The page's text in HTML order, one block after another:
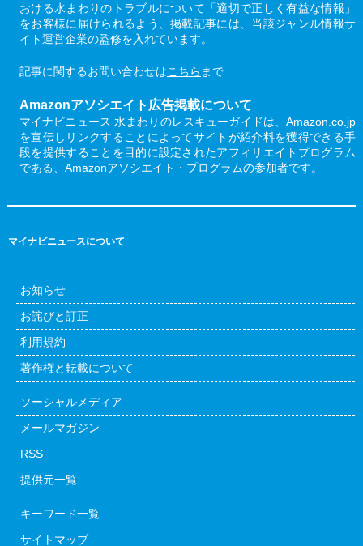
おける水まわりのトラブルについて「適切で正しく有益な情報」
をお客様に届けられるよう、掲載記事には、当該ジャンル情報サ
イト運営企業の監修を入れています。
記事に関するお問い合わせはこちら まで
Amazonアソシエイト広告掲載について
マイナビニュース 水まわりのレスキューガイドは、Amazon.co.jp
を宣伝しリンクすることによってサイトが紹介料を獲得できる手
段を提供することを目的に設定されたアフィリエイトプログラム
である、Amazonアソシエイト・プログラムの参加者です。
マイナビニュースについて
お知らせ
お詫びと訂正
利用規約
著作権と転載について
ソーシャルメディア
メールマガジン
RSS
提供元一覧
キーワード一覧
サイトマップ